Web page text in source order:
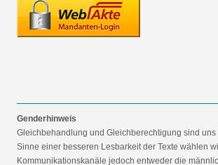
Genderhinweis
Gleichbehandlung und Gleichberechtigung sind uns
Sinne einer besseren Lesbarkeit der Texte wählen
Kommunikationskanäle jedoch entweder die